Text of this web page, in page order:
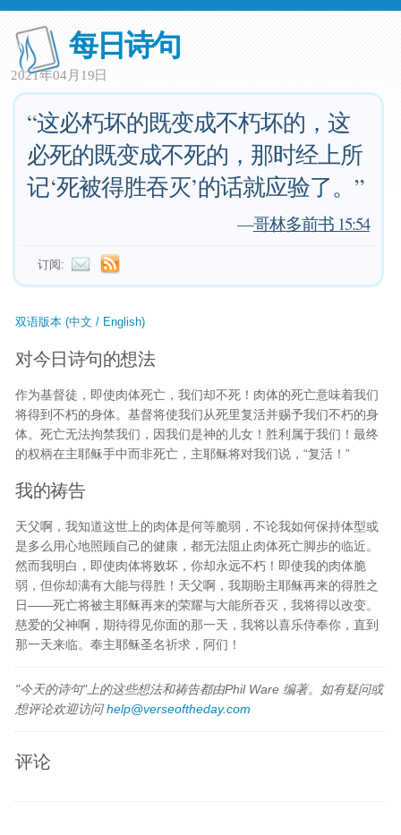
每日诗句
2021年04月19日
“这必朽坏的既变成不朽坏的，这
必死的既变成不死的，那时经上所
记‘死被得胜吞灭’的话就应验了。”
—哥林多前书 15:54
订阅:
双语版本 (中文 / English)
对今日诗句的想法
作为基督徒，即使肉体死亡，我们却不死！肉体的死亡意味着我们
将得到不朽的身体。基督将使我们从死里复活并赐予我们不朽的身
体。死亡无法拘禁我们，因我们是神的儿女！胜利属于我们！最终
的权柄在主耶稣手中而非死亡，主耶稣将对我们说，“复活！”
我的祷告
天父啊，我知道这世上的肉体是何等脆弱，不论我如何保持体型或
是多么用心地照顾自己的健康，都无法阻止肉体死亡脚步的临近。
然而我明白，即使肉体将败坏，你却永远不朽！即使我的肉体脆
弱，但你却满有大能与得胜！天父啊，我期盼主耶稣再来的得胜之
日——死亡将被主耶稣再来的荣耀与大能所吞灭，我将得以改变。
慈爱的父神啊，期待得见你面的那一天，我将以喜乐侍奉你，直到
那一天来临。奉主耶稣圣名祈求，阿们！
"今天的诗句"上的这些想法和祷告都由Phil Ware 编著。如有疑问或
想评论欢迎访问help@verseoftheday.com
评论